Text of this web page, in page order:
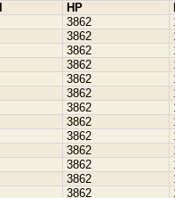
HP
3862
3862
3862
3862
3862
3862
3862
3862
3862
3862
3862
3862
3862